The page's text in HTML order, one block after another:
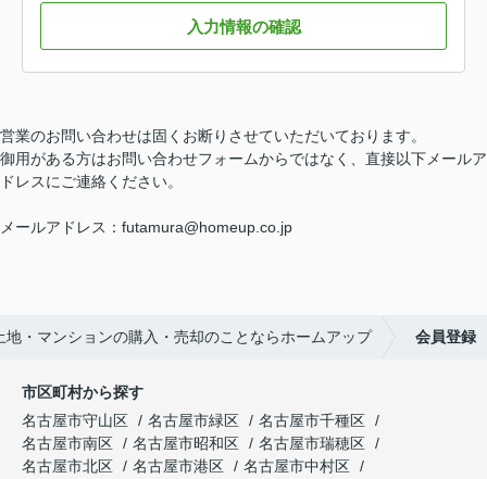
入力情報の確認
営業のお問い合わせは固くお断りさせていただいております。
御用がある方はお問い合わせフォームからではなく、直接以下メールア
ドレスにご連絡ください。
メールアドレス：futamura@homeup.co.jp
地・マンションの購入・売却のことならホームアップ 会員登録
市区町村から探す
名古屋市守山区
名古屋市緑区
名古屋市千種区
名古屋市南区
名古屋市昭和区
名古屋市瑞穂区
名古屋市北区
名古屋市港区
名古屋市中村区